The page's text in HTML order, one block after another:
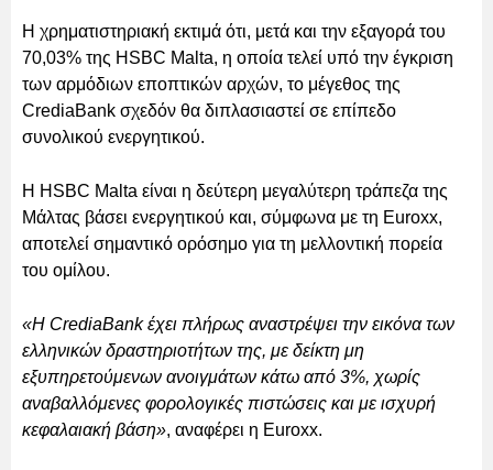
Η χρηματιστηριακή εκτιμά ότι, μετά και την εξαγορά του
70,03% της HSBC Malta, η οποία τελεί υπό την έγκριση
των αρμόδιων εποπτικών αρχών, το μέγεθος της
CrediaBank σχεδόν θα διπλασιαστεί σε επίπεδο
συνολικού ενεργητικού.
Η HSBC Malta είναι η δεύτερη μεγαλύτερη τράπεζα της
Μάλτας βάσει ενεργητικού και, σύμφωνα με τη Euroxx,
αποτελεί σημαντικό ορόσημο για τη μελλοντική πορεία
του ομίλου.
«Η CrediaBank έχει πλήρως αναστρέψει την εικόνα των
ελληνικών δραστηριοτήτων της, με δείκτη μη
εξυπηρετούμενων ανοιγμάτων κάτω από 3%, χωρίς
αναβαλλόμενες φορολογικές πιστώσεις και με ισχυρή
κεφαλαιακή βάση», αναφέρει η Euroxx.